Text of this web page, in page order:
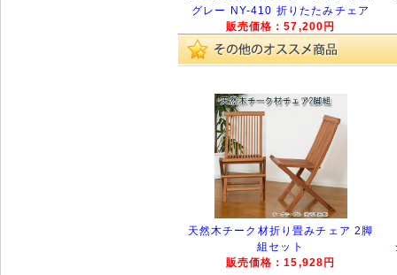
グレー NY-410 折りたたみチェア
販売価格：57,200円
天然木チーク材折り畳みチェア 2脚
組セット
販売価格：15,928円